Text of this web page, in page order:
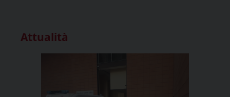
Attualità